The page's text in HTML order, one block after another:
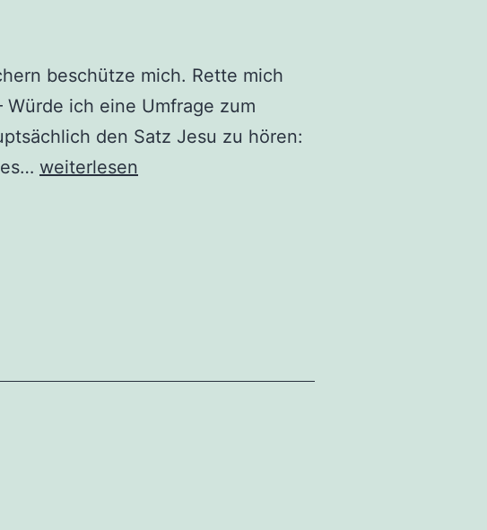
beschütze mich. Rette mich
ich eine Umfrage zum
den Satz Jesu zu hören:
Feindschaft
weiterlesen